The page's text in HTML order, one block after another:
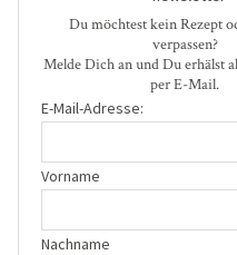
Du möchtest kein Rezept
verpassen?
Melde Dich an und Du erhälst
per E-Mail.
E-Mail-Adresse:
Vorname
Nachname